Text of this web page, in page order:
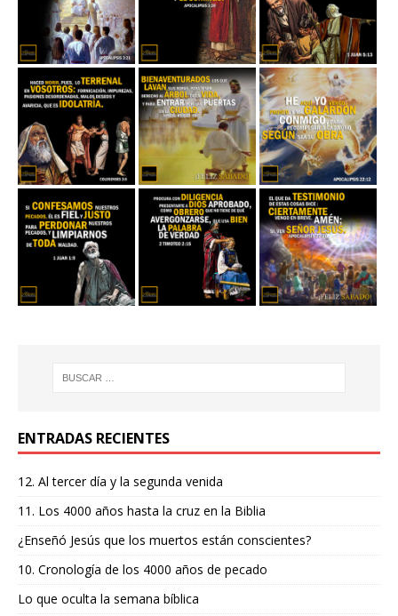
ENTRADAS RECIENTES
12. Al tercer día y la segunda venida
11. Los 4000 años hasta la cruz en la Biblia
¿Enseñó Jesús que los muertos están conscientes?
10. Cronología de los 4000 años de pecado
Lo que oculta la semana bíblica